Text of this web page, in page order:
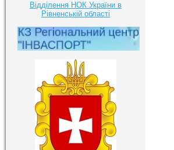
Відділення НОК України в
Рівненській області